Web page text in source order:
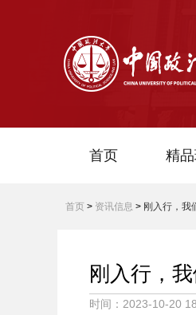
首页 精
中
中
首页 > 资讯信息 > 刚入行，我
刚入行，
时间：2023-10-20